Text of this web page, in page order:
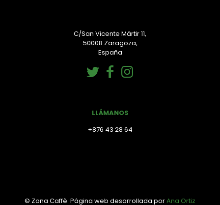
C/San Vicente Mártir 11,
50008 Zaragoza,
España
LLÁMANOS
+876 43 28 64
© Zona Caffè. Página web desarrollada porAna Ortiz